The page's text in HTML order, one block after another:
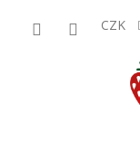
CZK